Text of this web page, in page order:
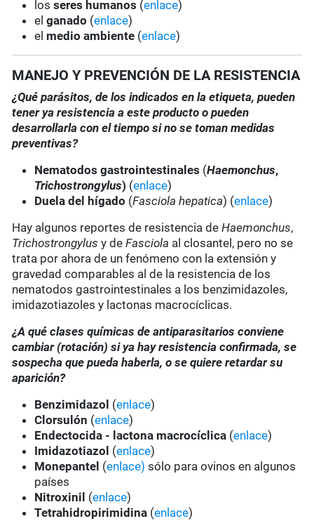
losseres humanos (enlace)
elganado (enlace)
el medio ambiente (enlace)
MANEJO Y PREVENCIÓN DE LA RESISTENCIA
¿Qué parásitos, de los indicados en la etiqueta, pueden
tener ya resistencia a este producto o pueden
desarrollarla con el tiempo si no se toman medidas
preventivas?
Nematodos gastrointestinales (Haemonchus,
Trichostrongylus) (enlace)
Duela del hígado (Fasciola hepatica) (enlace)
Hay algunos reportes de resistencia deHaemonchus,
Trichostrongylus y de Fasciola al closantel, pero no se
trata por ahora de un fenómeno con la extensión y
gravedad comparables al de la resistencia de los
nematodos gastrointestinales a los benzimidazoles,
imidazotiazoles y lactonas macrocíclicas.
¿A qué clases químicas de antiparasitarios conviene
cambiar (rotación) si ya hay resistencia confirmada, se
sospecha que pueda haberla, o se quiere retardar su
aparición?
Benzimidazol (enlace)
Clorsulón (enlace)
Endectocida - lactona macrocíclica (enlace)
Imidazotiazol (enlace)
Monepantel (enlace) sólo para ovinos en algunos
países
Nitroxinil (enlace)
Tetrahidropirimidina (enlace)